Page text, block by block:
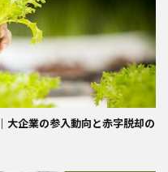
大企業の参入動向と赤字脱却の